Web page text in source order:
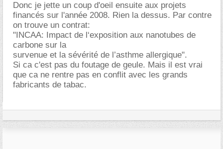
Donc je jette un coup d'oeil ensuite aux projets
financés sur l'année 2008. Rien la dessus. Par contre
on trouve un contrat:
"INCAA: Impact de l‘exposition aux nanotubes de
carbone sur la
survenue et la sévérité de l’asthme allergique".
Si ca c'est pas du foutage de geule. Mais il est vrai
que ca ne rentre pas en conflit avec les grands
fabricants de tabac.